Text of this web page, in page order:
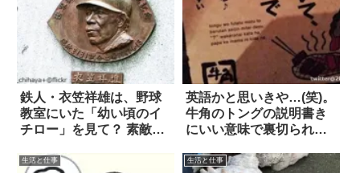
鉄人・衣笠祥雄は、野球
教室にいた「幼い頃のイ
チロー」を見て？ 素敵な
英語かと思いきや…(笑)。
牛角のトングの説明書き
にいい意味で裏切られた
生活と仕事 生活と仕事